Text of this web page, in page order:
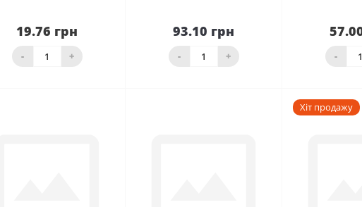
19.76 грн
- +
Нема в наявності
93.10 грн
- +
До
кошика
-
Нема в
Хіт продажу